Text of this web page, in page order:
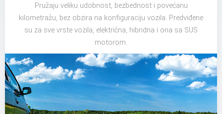
Pružaju veliku udobnost, bezbednost i povećanu
kilometražu, bez obzira na konfiguraciju vozila. Predviđene
su za sve vrste vozila, električna, hibridna i ona sa SUS
motorom.